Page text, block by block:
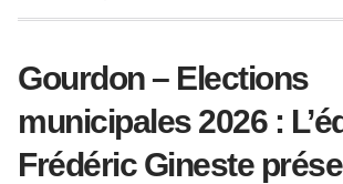
Gourdon – Elections
municipales 2026 :
Frédéric Gineste